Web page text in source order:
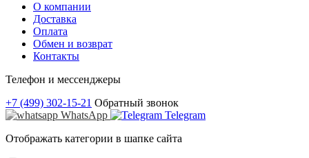
О компании
Доставка
Оплата
Обмен и возврат
Контакты
Телефон и мессенджеры
+7 (499) 302-15-21 Обратный звонок
WhatsApp
Telegram
Отображать категории в шапке сайта